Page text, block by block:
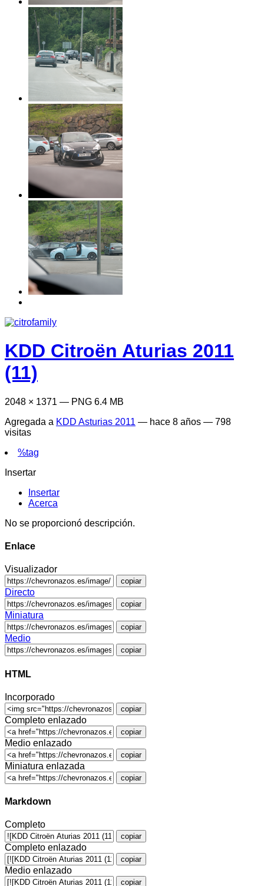
KDD Citroën Aturias 2011
(11)
2048 × 1371 — PNG 6.4 MB
Agregada a KDD Asturias 2011 — hace 8 años — 798
visitas
%tag
Insertar
Insertar
Acerca
No se proporcionó descripción.
Enlace
Visualizador
copiar
Directo
copiar
Miniatura
copiar
Medio
copiar
HTML
Incorporado
copiar
Completo enlazado
copiar
Medio enlazado
copiar
Miniatura enlazada
copiar
Markdown
Completo
copiar
Completo enlazado
copiar
Medio enlazado
copiar